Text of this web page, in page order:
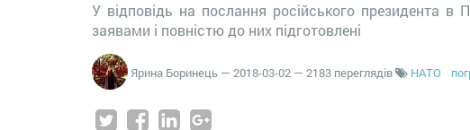
У відповідь на послання російського президента в
заявами і повністю до них підготовлені
Ярина Боринець — 2018-03-02 — 2183 переглядів НАТО